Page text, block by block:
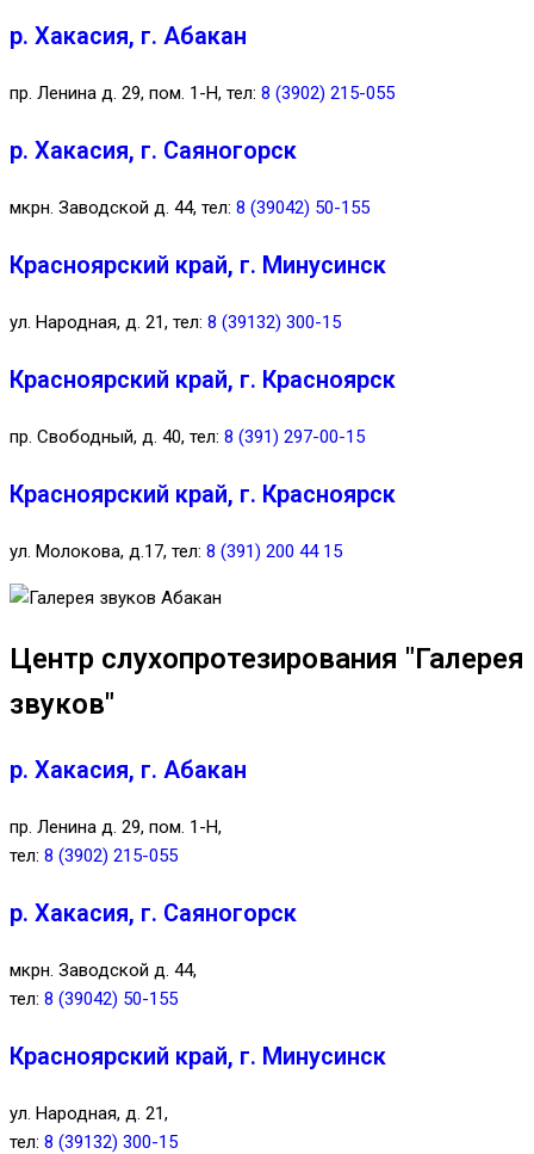
р. Хакасия, г. Абакан
пр. Ленина д. 29, пом. 1-Н, тел: 8 (3902) 215-055
р. Хакасия, г. Саяногорск
мкрн. Заводской д. 44, тел: 8 (39042) 50-155
Красноярский край, г. Минусинск
ул. Народная, д. 21, тел: 8 (39132) 300-15
Красноярский край, г. Красноярск
пр. Свободный, д. 40, тел: 8 (391) 297-00-15
Красноярский край, г. Красноярск
ул. Молокова, д.17, тел: 8 (391) 200 44 15
Центр слухопротезирования "Галерея
звуков"
р. Хакасия, г. Абакан
пр. Ленина д. 29, пом. 1-Н,
тел: 8 (3902) 215-055
р. Хакасия, г. Саяногорск
мкрн. Заводской д. 44,
тел: 8 (39042) 50-155
Красноярский край, г. Минусинск
ул. Народная, д. 21,
тел: 8 (39132) 300-15